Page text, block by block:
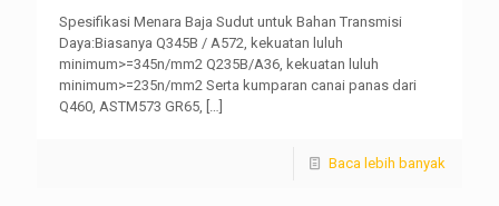
Spesifikasi Menara Baja Sudut untuk Bahan Transmisi
Daya:Biasanya Q345B / A572, kekuatan luluh
minimum>=345n/mm2 Q235B/A36, kekuatan luluh
minimum>=235n/mm2 Serta kumparan canai panas dari
Q460, ASTM573 GR65, […]
Baca lebih banyak